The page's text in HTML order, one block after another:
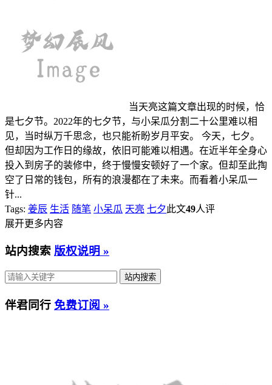
当天亮这篇文章出现的时候，恰
是七夕节。2022年的七夕节，与小呆瓜分割二十公里难以相
见，当时纵万千思念，也只能祈盼岁月平安。 今天，七夕。
但却因为工作日的缘故，依旧可能难以相遇。在近半年全身心
投入到房子的装修中，终于慢慢安顿好了一个家。但却至此掏
空了日常的钱包，所有的浪漫都在了未来。而看着小呆瓜一
针...
Tags: 姜辰 生活 随笔 小呆瓜 天亮 七夕此文49人评
展开更多内容
站内搜索 版权说明 »
伴君同行 免费订阅 »